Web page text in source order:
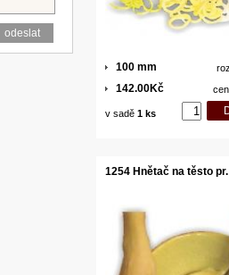
100 mm
142.00Kč
v sadě 1 ks
1254 Hnětač na těsto